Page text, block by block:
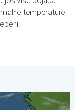
temperature
. . nedelja,